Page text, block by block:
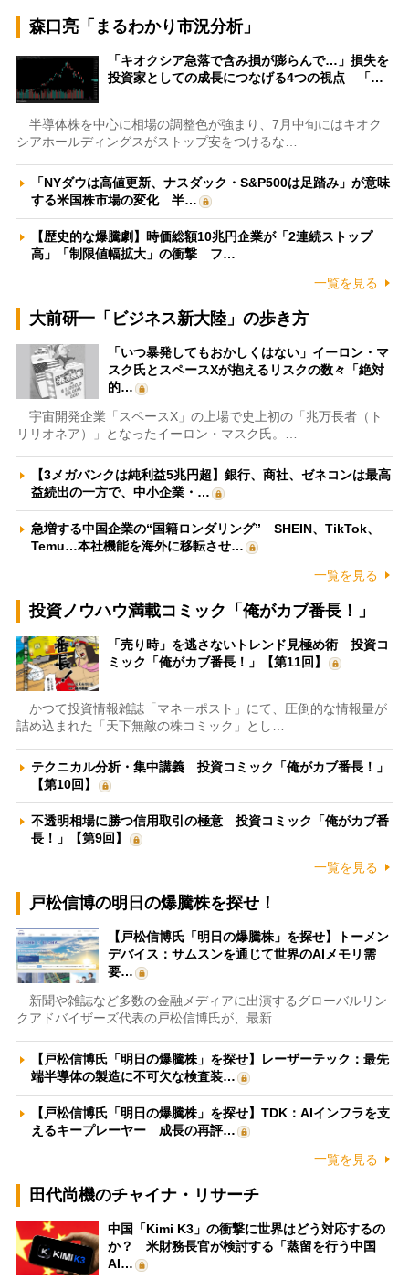
森口亮「まるわかり市況分析」
「キオクシア急落で含み損が膨らんで…」損失を
投資家としての成長につなげる4つの視点 「…
半導体株を中心に相場の調整色が強まり、7月中旬にはキオク
シアホールディングスがストップ安をつけるな…
「NYダウは高値更新、ナスダック・S&P500は足踏み」が意味
する米国株市場の変化 半…
【歴史的な爆騰劇】時価総額10兆円企業が「2連続ストップ
高」「制限値幅拡大」の衝撃 フ…
一覧を見る
大前研一「ビジネス新大陸」の歩き方
「いつ暴発してもおかしくはない」イーロン・マ
スク氏とスペースXが抱えるリスクの数々「絶対
的…
宇宙開発企業「スペースX」の上場で史上初の「兆万長者（ト
リリオネア）」となったイーロン・マスク氏。…
【3メガバンクは純利益5兆円超】銀行、商社、ゼネコンは最高
益続出の一方で、中小企業・…
急増する中国企業の“国籍ロンダリング” SHEIN、TikTok、
Temu…本社機能を海外に移転させ…
一覧を見る
投資ノウハウ満載コミック「俺がカブ番長！」
「売り時」を逃さないトレンド見極め術 投資コ
ミック「俺がカブ番長！」【第11回】
かつて投資情報雑誌「マネーポスト」にて、圧倒的な情報量が
詰め込まれた「天下無敵の株コミック」とし…
テクニカル分析・集中講義 投資コミック「俺がカブ番長！」
【第10回】
不透明相場に勝つ信用取引の極意 投資コミック「俺がカブ番
長！」【第9回】
一覧を見る
戸松信博の明日の爆騰株を探せ！
【戸松信博氏「明日の爆騰株」を探せ】トーメン
デバイス：サムスンを通じて世界のAIメモリ需
要…
新聞や雑誌など多数の金融メディアに出演するグローバルリン
クアドバイザーズ代表の戸松信博氏が、最新…
【戸松信博氏「明日の爆騰株」を探せ】レーザーテック：最先
端半導体の製造に不可欠な検査装…
【戸松信博氏「明日の爆騰株」を探せ】TDK：AIインフラを支
えるキープレーヤー 成長の再評…
一覧を見る
田代尚機のチャイナ・リサーチ
中国「Kimi K3」の衝撃に世界はどう対応するの
か？ 米財務長官が検討する「蒸留を行う中国
AI…